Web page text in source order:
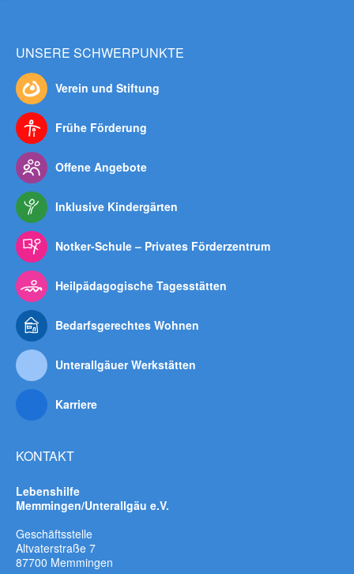
UNSERE SCHWERPUNKTE
Verein und Stiftung
Frühe Förderung
Offene Angebote
Inklusive Kindergärten
Notker-Schule – Privates Förderzentrum
Heilpädagogische Tagesstätten
Bedarfsgerechtes Wohnen
Unterallgäuer Werkstätten
Karriere
KONTAKT
Lebenshilfe
Memmingen/Unterallgäu e.V.
Geschäftsstelle
Altvaterstraße 7
87700 Memmingen